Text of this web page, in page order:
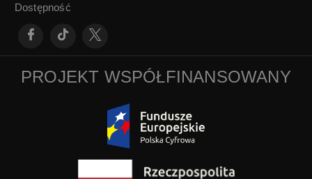
Dostępność
PROJEKT WSPÓŁFINANSOWANY